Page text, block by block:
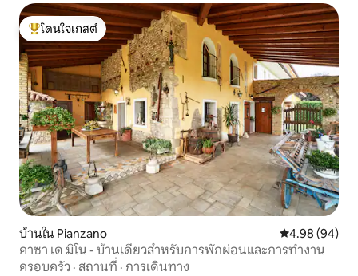
โดนใจเกสต์ที่สุด
โดนใจเกสต์
บ้านใน Pianzano คะแนนเฉลี่ย
4.98 (94)
คาซา เด มิโน - บ้านเดี่ยวสำหรับการพักผ่อนและการทำงาน
ครอบครัว · สถานที่ · การเดินทาง